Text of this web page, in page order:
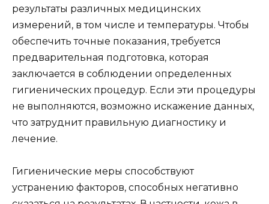
результаты различных медицинских
измерений, в том числе и температуры. Чтобы
обеспечить точные показания, требуется
предварительная подготовка, которая
заключается в соблюдении определенных
гигиенических процедур. Если эти процедуры
не выполняются, возможно искажение данных,
что затруднит правильную диагностику и
лечение.
Гигиенические меры способствуют
устранению факторов, способных негативно